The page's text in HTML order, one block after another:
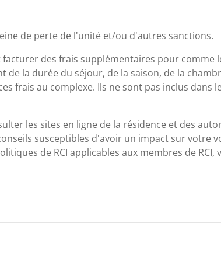
de perte de l'unité et/ou d'autres sanctions.
facturer des frais supplémentaires pour comme
de la durée du séjour, de la saison, de la
frais au complexe. Ils ne sont pas inclus dans
les sites en ligne de la résidence et des
susceptibles d'avoir un impact sur votre
de RCI applicables aux membres de RCI,